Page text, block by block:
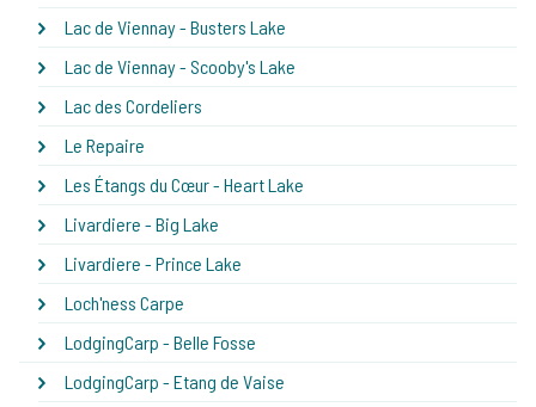
Lac de Viennay - Busters Lake
Lac de Viennay - Scooby's Lake
Lac des Cordeliers
Le Repaire
Les Étangs du Cœur - Heart Lake
Livardiere - Big Lake
Livardiere - Prince Lake
Loch'ness Carpe
LodgingCarp - Belle Fosse
LodgingCarp - Etang de Vaise